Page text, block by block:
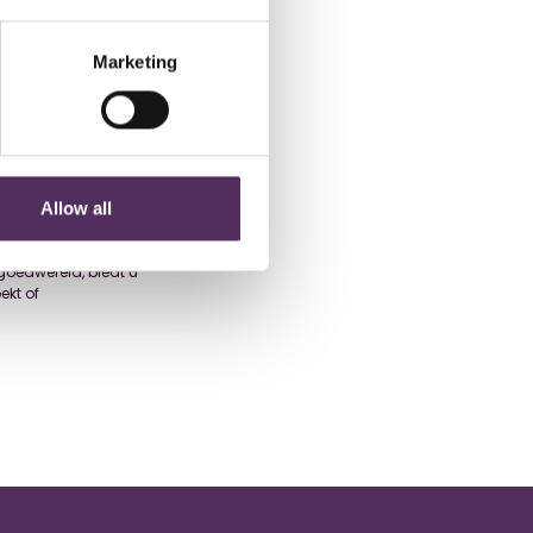
Marketing
Allow all
122% in het
kochten
reden van de
leefklimaat in
En wees nu
we in een
biedt u
of